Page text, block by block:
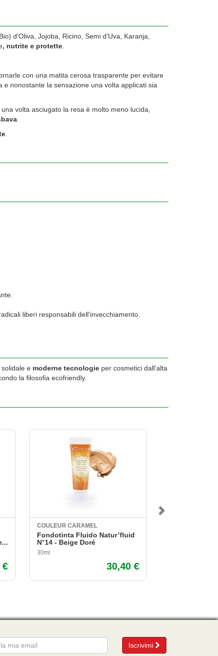
d'Oliva, Jojoba, Ricino, Semi d'Uva, Karanja,
, nutrite e protette
con una matita cerosa trasparente per evitare
nonostante la sensazione una volta applicati sia
volta asciugato la resa è molto meno lucida,
liberi responsabili dell'invecchiamento.
solidale e moderne tecnologie per cosmetici dall'alta
la filosofia ecofriendly.
€
COULEUR CARAMEL
Fondotinta Fluido Natur’fluid
N°14 - Beige Doré
30ml
30,40 €
Iscrivimi